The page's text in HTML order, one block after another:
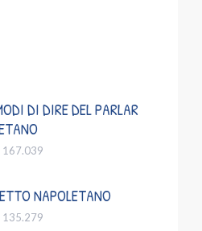
DI DIRE DEL PARLAR
167.039
NAPOLETANO
135.279